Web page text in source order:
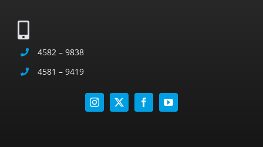
4582 – 9838
4581 – 9419